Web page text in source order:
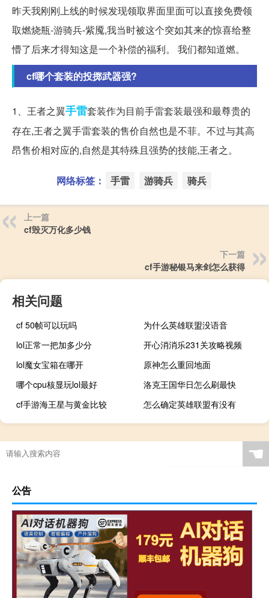
昨天我刚刚上线的时候发现领取界面里面可以直接免费领
取燃烧瓶-游骑兵-紫魇,我当时被这个突如其来的惊喜给整
懵了后来才得知这是一个补偿的福利。 我们都知道燃。
cf哪个套装的投掷武器强?
1、王者之翼手雷套装作为目前手雷套装最强和最尊贵的
存在,王者之翼手雷套装的售价自然也是不菲。不过与其高
昂售价相对应的,自然是其特殊且强势的技能,王者之。
网络标签： 手雷 游骑兵 骑兵
上一篇
cf毁灭万化多少钱
下一篇
cf手游秘银马来剑怎么获得
相关问题
cf 50帧可以玩吗
为什么英雄联盟没语音
lol正常一把加多少分
开心消消乐231关攻略视频
lol魔女宝箱在哪开
原神怎么重回地面
哪个cpu核显玩lol最好
洛克王国华日怎么刷最快
cf手游海王星与黄金比较
怎么确定英雄联盟有没有
☚
公告